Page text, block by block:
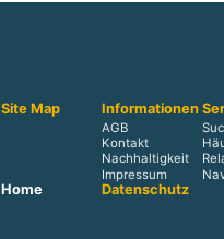
Site Map Informationen
AGB
Kontakt
Nachhaltigkeit
Impressum
Home Datenschutz